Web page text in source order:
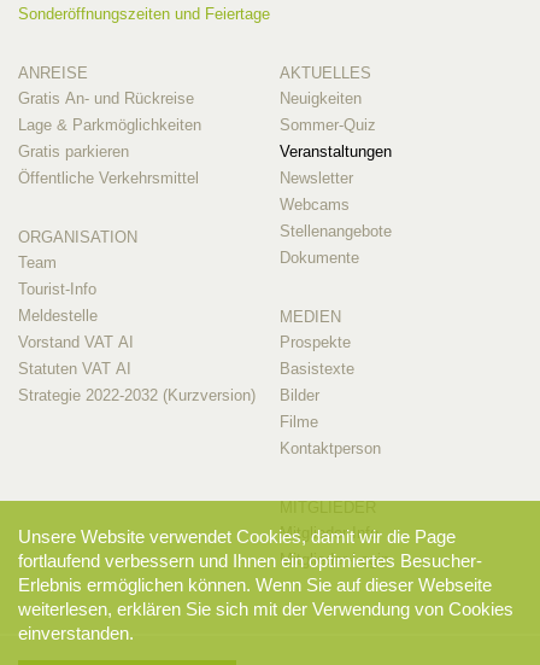
Sonderöffnungszeiten und Feiertage
ANREISE
Gratis An- und Rückreise
Lage & Parkmöglichkeiten
Gratis parkieren
Öffentliche Verkehrsmittel
ORGANISATION
Team
Tourist-Info
Meldestelle
Vorstand VAT AI
Statuten VAT AI
Strategie 2022-2032 (Kurzversion)
AKTUELLES
Neuigkeiten
Sommer-Quiz
Veranstaltungen
Newsletter
Webcams
Stellenangebote
Dokumente
MEDIEN
Prospekte
Basistexte
Bilder
Filme
Kontaktperson
Mitglieder-Info
Mitglieder-Login
Unsere Website verwendet Cookies, damit wir die Page
fortlaufend verbessern und Ihnen ein optimiertes Besucher-
Erlebnis ermöglichen können. Wenn Sie auf dieser Webseite
weiterlesen, erklären Sie sich mit der Verwendung von Cookies
einverstanden.